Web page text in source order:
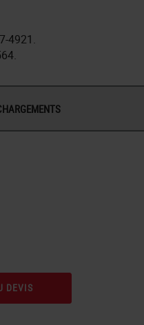
4921.
DEVIS